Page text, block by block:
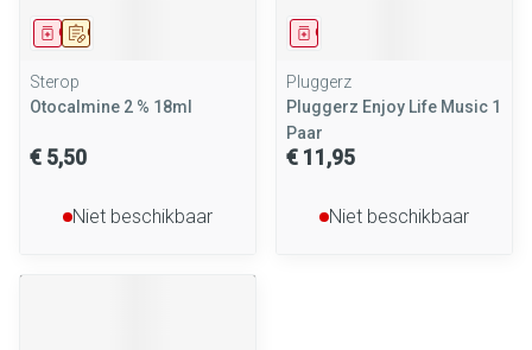
Op voorschrift
Geneesmiddel
Sterop
Otocalmine 2 % 18ml
€ 5,50
Niet beschikbaar
Geneesmiddel
Pluggerz
Pluggerz Enjoy Life Music 1
Paar
€ 11,95
Niet beschikbaar